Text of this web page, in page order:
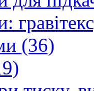
(36)